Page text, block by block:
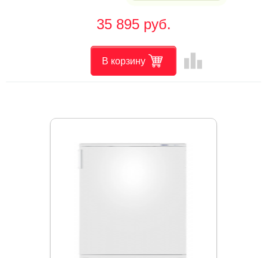
35 895 руб.
В корзину leaderboard